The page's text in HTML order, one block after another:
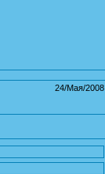
24/Мая/2008